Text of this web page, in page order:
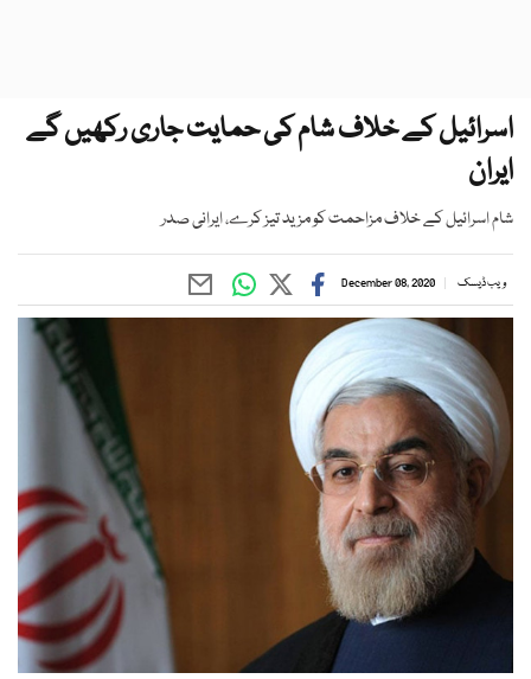
اسرائیل کے خلاف شام کی حمایت جاری رکھیں گے
ایران
شام اسرائیل کے خلاف مزاحمت کو مزید تیز کرے، ایرانی صدر
ویب ڈیسک December 08, 2020